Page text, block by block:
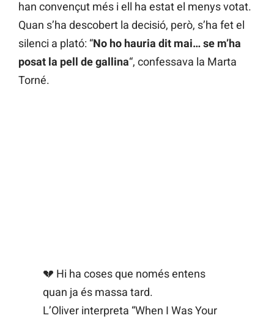
han convençut més i ell ha estat el menys votat.
Quan s’ha descobert la decisió, però, s’ha fet el
silenci a plató: “No ho hauria dit mai… se m’ha
posat la pell de gallina“, confessava la Marta
Torné.
💔 Hi ha coses que només entens
quan ja és massa tard.
L’Oliver interpreta “When I Was Your